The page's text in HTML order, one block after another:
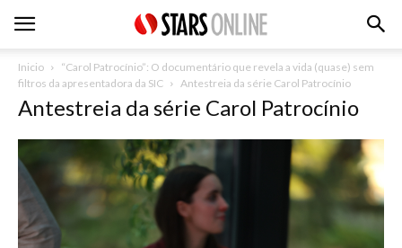
Inicio
“Carol Patrocínio”: O documentário que revela a vida (quase) sem
filtros da apresentadora da SIC
Antestreia da série Carol Patrocínio
Antestreia da série Carol Patrocínio